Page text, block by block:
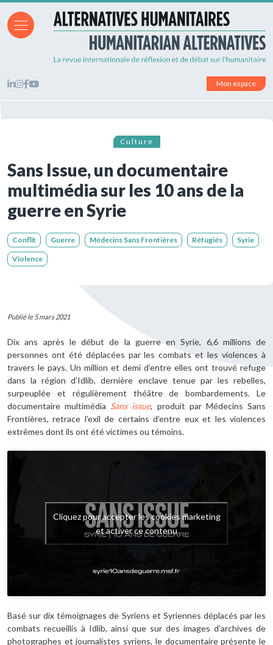
Mon espace
Culture
Sans Issue, un documentaire
multimédia sur les 10 ans de la
guerre en Syrie
Conflit Guerre Médecins Sans Frontières Réfugiés Syrie
Violence
Publié le 5 mars 2021
Dix ans après le début de la guerre en Syrie, 6,6 millions de
personnes ont été déplacées par les combats et les violences à
travers le pays. Un million et demi d’entre elles ont trouvé refuge
dans la région d’Idlib, dernière enclave tenue par les rebelles,
surpeuplée et régulièrement théâtre de bombardements. Le
documentaire multimédia Sans issue, produit par Médecins Sans
Frontières, retrace l’exil de certains d’entre eux et les violences
extrêmes dont ils ont été victimes ou témoins.
Cliquez pour accepter les cookies marketing
et activer ce contenu
Basé sur dix témoignages de Syriens et Syriennes déplacés par les
combats recueillis à Idlib, ainsi que sur des images d’archives de
photographes et journalistes syriens, le documentaire présente le